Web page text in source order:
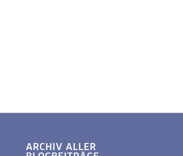
ARCHIV ALLER